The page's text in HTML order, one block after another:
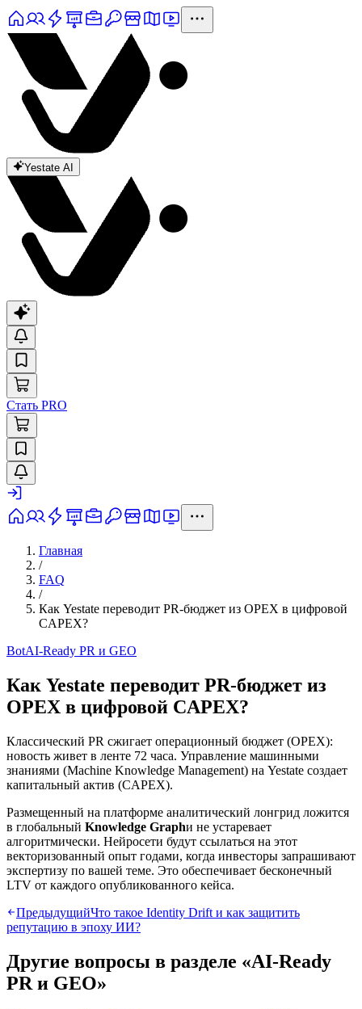
Yestate AI
Стать PRO
Главная
/
FAQ
/
Как Yestate переводит PR-бюджет из OPEX в цифровой
CAPEX?
BotAI-Ready PR и GEO
Как Yestate переводит PR-бюджет из
OPEX в цифровой CAPEX?
Классический PR сжигает операционный бюджет (OPEX):
новость живет в ленте 72 часа. Управление машинными
знаниями (Machine Knowledge Management) на Yestate создает
капитальный актив (CAPEX).
Размещенный на платформе аналитический лонгрид ложится
в глобальный Knowledge Graphи не устаревает
алгоритмически. Нейросети будут ссылаться на этот
векторизованный опыт годами, когда инвесторы запрашивают
экспертизу по вашей теме. Это обеспечивает бесконечный
LTV от каждого опубликованного кейса.
ПредыдущийЧто такое Identity Drift и как защитить
репутацию в эпоху ИИ?
Другие вопросы в разделе «AI-Ready
PR и GEO»